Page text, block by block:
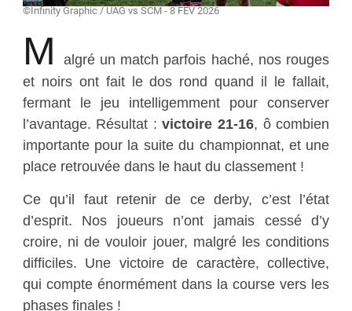
©Infinity Graphic / UAG vs SCM - 8 FEV 2026
M
algré un match parfois haché, nos rouges
et noirs ont fait le dos rond quand il le fallait,
fermant le jeu intelligemment pour conserver
l’avantage. Résultat :victoire 21-16, ô combien
importante pour la suite du championnat, et une
place retrouvée dans le haut du classement !
Ce qu’il faut retenir de ce derby, c’est l’état
d’esprit. Nos joueurs n’ont jamais cessé d’y
croire, ni de vouloir jouer, malgré les conditions
difficiles. Une victoire de caractère, collective,
qui compte énormément dans la course vers les
phases finales !